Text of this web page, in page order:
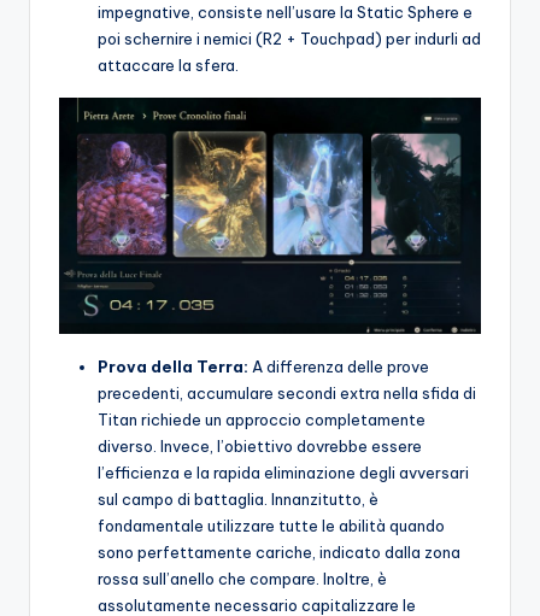
impegnative, consiste nell’usare la Static Sphere e
poi schernire i nemici (R2 + Touchpad) per indurli ad
attaccare la sfera.
Prova della Terra: A differenza delle prove
precedenti, accumulare secondi extra nella sfida di
Titan richiede un approccio completamente
diverso. Invece, l’obiettivo dovrebbe essere
l’efficienza e la rapida eliminazione degli avversari
sul campo di battaglia. Innanzitutto, è
fondamentale utilizzare tutte le abilità quando
sono perfettamente cariche, indicato dalla zona
rossa sull’anello che compare. Inoltre, è
assolutamente necessario capitalizzare le